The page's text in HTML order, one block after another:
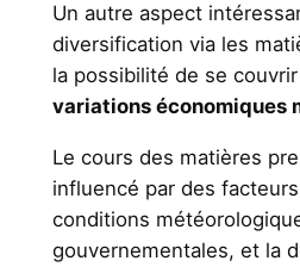
Un autre aspect
diversification via les
la possibilité de se
variations économiques
Le cours des matières
influencé par des
conditions
gouvernementales, et la